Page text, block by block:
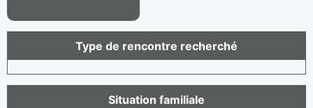
Type de rencontre recherché
Situation familiale